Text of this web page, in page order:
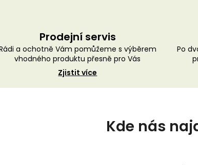
Prodejní servis
a ochotně Vám pomůžeme s výběrem
vhodného produktu přesně pro Vás
Zjistit více
Po
Kde nás